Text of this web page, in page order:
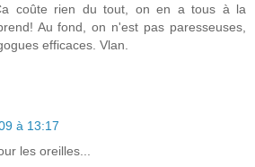
coûte rien du tout, on en a tous à la
Au fond, on n'est pas paresseuses,
efficaces. Vlan.
à 13:17
les oreilles...